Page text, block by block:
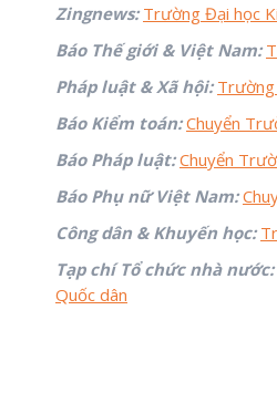
Zingnews:Trường Đại học
Báo Thế giới & Việt Nam:
Pháp luật & Xã hội:Trường
Báo Kiểm toán: Chuyển
Báo Pháp luật: Chuyển
Báo Phụ nữ Việt Nam:
Công dân & Khuyến học:
Tạp chí Tổ chức nhà nước:
Quốc dân